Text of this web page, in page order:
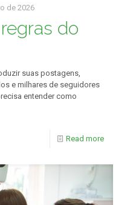
de 2026
do
suas postagens,
e milhares de seguidores
entender como
Read more